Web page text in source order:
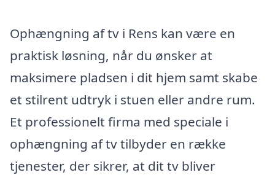
Ophængning af tv i Rens kan være en
praktisk løsning, når du ønsker at
maksimere pladsen i dit hjem samt skabe
et stilrent udtryk i stuen eller andre rum.
Et professionelt firma med speciale i
ophængning af tv tilbyder en række
tjenester, der sikrer, at dit tv bliver